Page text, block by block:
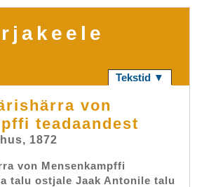
Tekstid ▼
von
teadaandest
1872
von Mensenkampffi
talu ostjale Jaak Antonile talu